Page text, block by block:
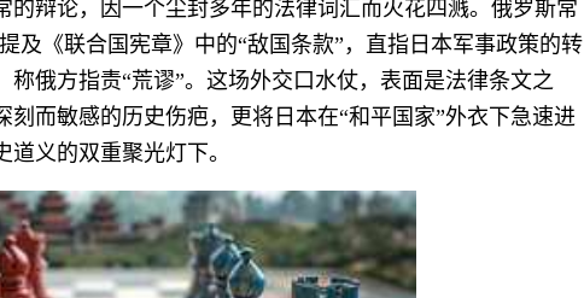
的辩论，因一个尘封多年的法律词汇而火花四溅。俄罗斯常
及《联合国宪章》中的“敌国条款”，直指日本军事政策的转
俄方指责“荒谬”。这场外交口水仗，表面是法律条文之
而敏感的历史伤疤，更将日本在“和平国家”外衣下急速进
义的双重聚光灯下。